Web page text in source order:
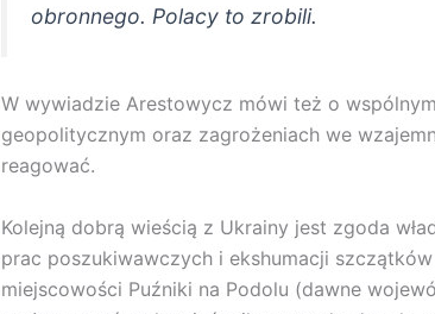
obronnego. Polacy to zrobili.
W wywiadzie Arestowycz mówi też o
geopolitycznym oraz zagrożeniach we
reagować.
Kolejną dobrą wieścią z Ukrainy jest zgoda
prac poszukiwawczych i ekshumacji
miejscowości Puźniki na Podolu (dawne